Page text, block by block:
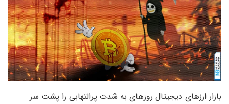
بازار ارزهای دیجیتال روزهای به شدت پرالتهابی را پشت سر